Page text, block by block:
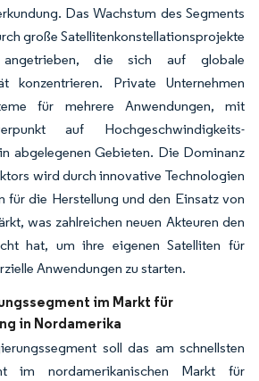
Das Wachstum des Segments
große Satellitenkonstellationsprojekte
angetrieben, die sich auf globale
konzentrieren. Private Unternehmen
für mehrere Anwendungen, mit
auf Hochgeschwindigkeits-
abgelegenen Gebieten. Die Dominanz
wird durch innovative Technologien
für die Herstellung und den Einsatz von
was zahlreichen neuen Akteuren den
hat, um ihre eigenen Satelliten für
Anwendungen zu starten.
im Markt für
in Nordamerika
soll das am schnellsten
im nordamerikanischen Markt für